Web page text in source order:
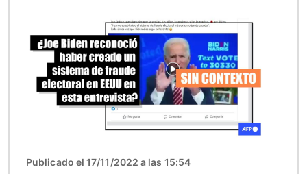
Publicado el 17/11/2022 a las 15:54